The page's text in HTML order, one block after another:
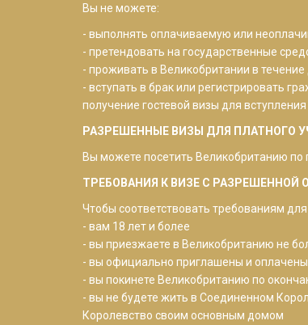
Вы не можете:
- выполнять оплачиваемую или
- претендовать на государственные
- проживать в Великобритании в
- вступать в брак или регистрировать
получение гостевой визы для вступления
РАЗРЕШЕННЫЕ ВИЗЫ ДЛЯ ПЛАТНОГО
Вы можете посетить Великобританию по
ТРЕБОВАНИЯ К ВИЗЕ С
Чтобы соответствовать требованиям
- вам 18 лет и более
- вы приезжаете в Великобританию не
- вы официально приглашены и
- вы покинете Великобританию по
- вы не будете жить в Соединенном
Королевство своим основным домом